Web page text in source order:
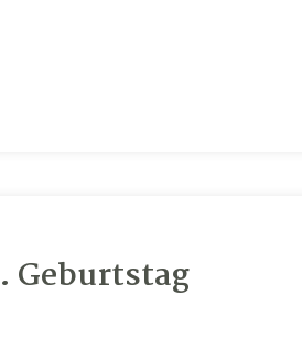
Geburtstag